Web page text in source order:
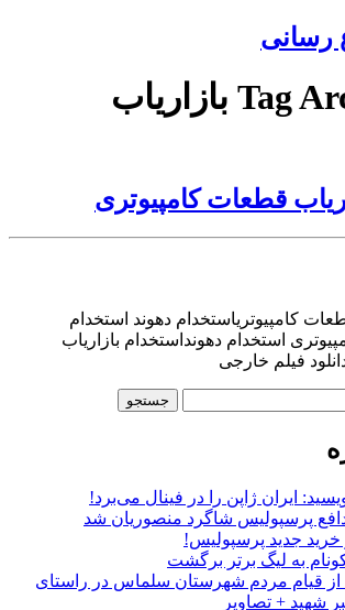
رسانی
Tag Archives for بازاریاب
قطعات کامپیوتری
کامپیوتریاستخدام دهوند استخدام
استخدام دهونداستخدام بازاریاب
فیلم خارجی
ایران ژاپن را در فینال می‌برد!
پرسپولیس شاگرد منصوریان شد
خرید جدید پرسپولیس!
به لیگ برتر برگشت
از قیام مردم شهرستان سلماس در راستای
شهید + تصاویر